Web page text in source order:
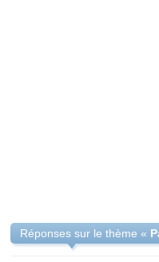
Réponses sur le thème «